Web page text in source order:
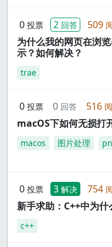
0 投票 2 回答 509
为什么我的网页在浏
示？如何解决？
trae
0 投票 0 回答 516
macOS下如何无损打
macos 图片处理
0 投票 3 解决 754
新手求助：C++中为
c++